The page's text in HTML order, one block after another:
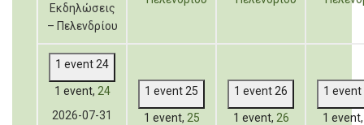
Εκδηλώσεις
– Πελενδρίου
1 event24
1 event, 24
2026-07-31
1 event25
1 event, 25
1 event26
1 event, 26
1 event
1